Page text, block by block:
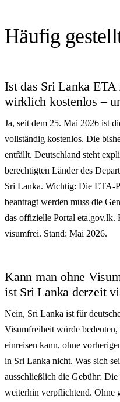
Häufig
Ist das Sri Lanka ETA
wirklich kostenlos –
Ja, seit dem 25. Mai 2026 ist
vollständig kostenlos. Die
entfällt. Deutschland steht
berechtigten Länder des
Sri Lanka. Wichtig: Die ETA-
beantragt werden muss die
das offizielle Portal eta.gov.lk.
visumfrei. Stand: Mai 2026.
Kann man ohne
ist Sri Lanka derzeit
Nein, Sri Lanka ist für
Visumfreiheit würde bedeuten,
einreisen kann, ohne
in Sri Lanka nicht. Was sich
ausschließlich die Gebühr:
weiterhin verpflichtend. Ohne